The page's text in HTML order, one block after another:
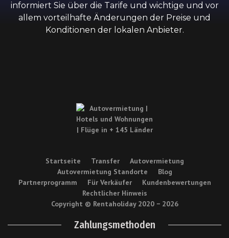
informiert Sie über die Tarife und wichtige und vor
allem vorteilhafte Änderungen der Preise und
Konditionen der lokalen Anbieter.
Startseite Transfer
Autovermietung
Autovermietung Standorte
Blog
Partnerprogramm
Für Verkäufer
Kundenbewertungen
Rechtlicher Hinweis
Copyright © Rentaholiday 2020 − 2026
Zahlungsmethoden